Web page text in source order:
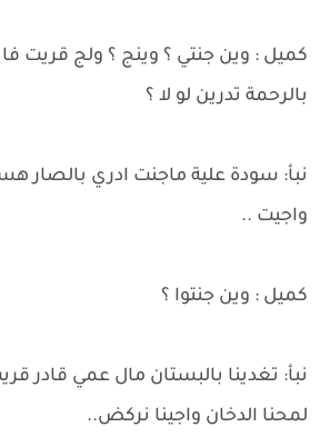
كميل : وين جنتي ؟ وينج ؟ ولج قريت
بالرحمة تدرين لو لا ؟
نبأ: سودة علية ماجنت ادري بالصار
واجيت ..
كميل : وين جنتوا ؟
نبأ: تغدينا بالبستان مال عمي قادر
لمحنا الدخان واجينا نركض..